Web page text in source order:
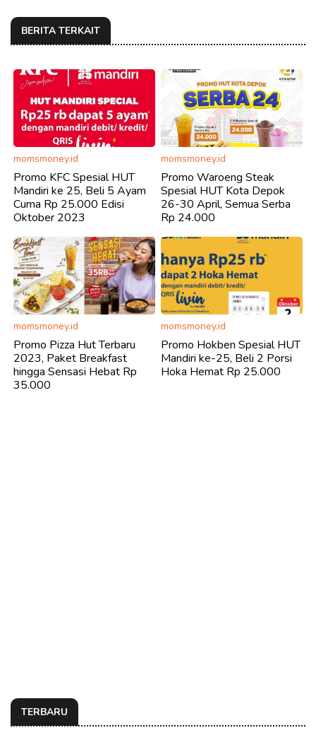
BERITA TERKAIT
momsmoney.id
Promo KFC Spesial HUT
Mandiri ke 25, Beli 5 Ayam
Cuma Rp 25.000 Edisi
Oktober 2023
momsmoney.id
Promo Waroeng Steak
Spesial HUT Kota Depok
26-30 April, Semua Serba
Rp 24.000
momsmoney.id
Promo Pizza Hut Terbaru
2023, Paket Breakfast
hingga Sensasi Hebat Rp
35.000
momsmoney.id
Promo Hokben Spesial HUT
Mandiri ke-25, Beli 2 Porsi
Hoka Hemat Rp 25.000
TERBARU